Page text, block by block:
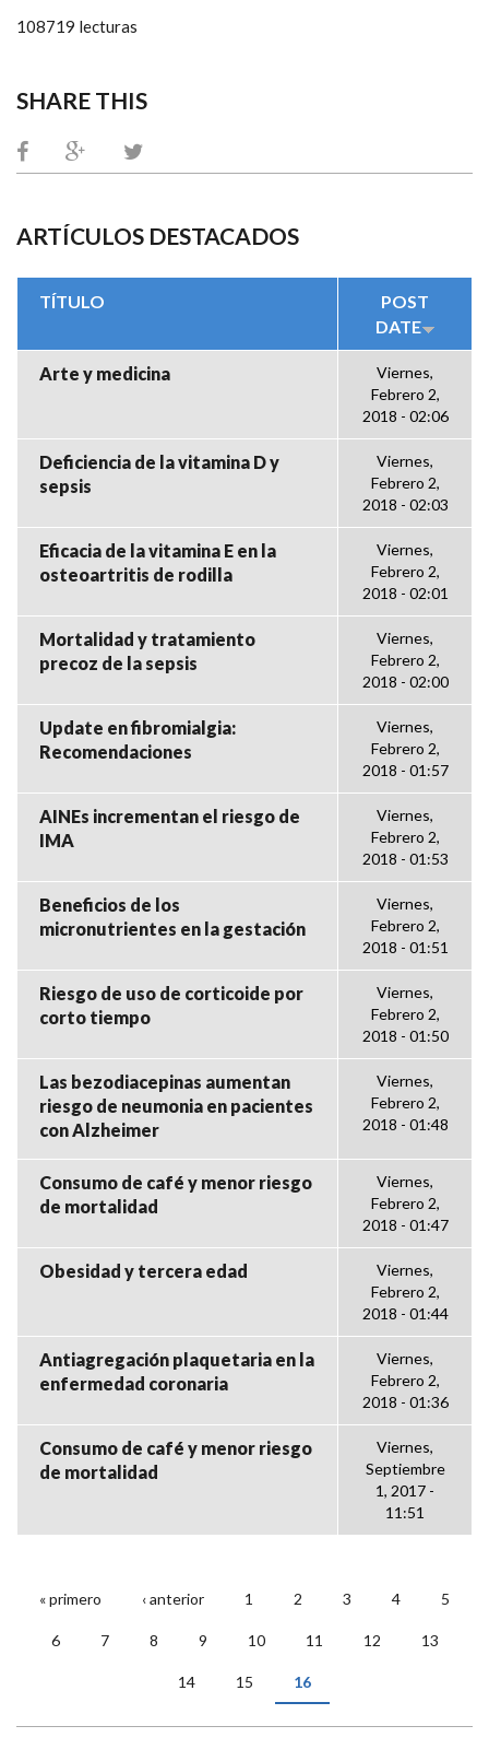
108719 lecturas
SHARE THIS
ARTÍCULOS DESTACADOS
TÍTULO
POST
DATE
Arte y medicina
Viernes,
Febrero 2,
2018 - 02:06
Deficiencia de la vitamina D y
sepsis
Viernes,
Febrero 2,
2018 - 02:03
Eficacia de la vitamina E en la
osteoartritis de rodilla
Viernes,
Febrero 2,
2018 - 02:01
Mortalidad y tratamiento
precoz de la sepsis
Viernes,
Febrero 2,
2018 - 02:00
Update en fibromialgia:
Recomendaciones
Viernes,
Febrero 2,
2018 - 01:57
AINEs incrementan el riesgo de
IMA
Viernes,
Febrero 2,
2018 - 01:53
Beneficios de los
micronutrientes en la gestación
Viernes,
Febrero 2,
2018 - 01:51
Riesgo de uso de corticoide por
corto tiempo
Viernes,
Febrero 2,
2018 - 01:50
Las bezodiacepinas aumentan
riesgo de neumonia en pacientes
con Alzheimer
Viernes,
Febrero 2,
2018 - 01:48
Consumo de café y menor riesgo
de mortalidad
Viernes,
Febrero 2,
2018 - 01:47
Obesidad y tercera edad
Viernes,
Febrero 2,
2018 - 01:44
Antiagregación plaquetaria en la
enfermedad coronaria
Viernes,
Febrero 2,
2018 - 01:36
Consumo de café y menor riesgo
de mortalidad
Viernes,
Septiembre
1, 2017 -
11:51
PÁGINAS
« primero ‹ anterior 1 2 3 4 5
6 7 8 9 10 11 12 13
14 15 16